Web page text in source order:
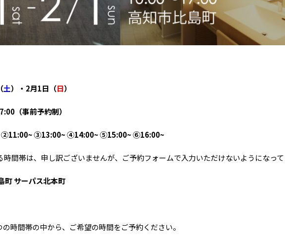
土）・2月1日（日）
（事前予約制）
③13:00~ ④14:00~ ⑤15:00~ ⑥16:00~
間帯は、申し訳ございませんが、ご予約フォームで入力いただけないようになっ
町 サーパス北本町
時間帯の中から、ご希望の時間をご予約ください。